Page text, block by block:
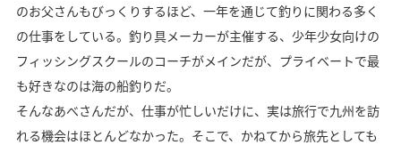
のお父さんもびっくりするほど、一年を通じて釣りに関わる多く
の仕事をしている。釣り具メーカーが主催する、少年少女向けの
フィッシングスクールのコーチがメインだが、プライベートで最
も好きなのは海の船釣りだ。
そんなあべさんだが、仕事が忙しいだけに、実は旅行で九州を訪
れる機会はほとんどなかった。そこで、かねてから旅先としても